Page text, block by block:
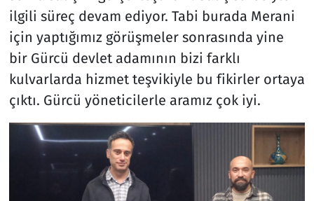
ilgili süreç devam ediyor. Tabi burada Merani
için yaptığımız görüşmeler sonrasında yine
bir Gürcü devlet adamının bizi farklı
kulvarlarda hizmet teşvikiyle bu fikirler ortaya
çıktı. Gürcü yöneticilerle aramız çok iyi.